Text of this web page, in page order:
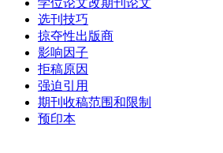
学位论文改期刊论文
选刊技巧
掠夺性出版商
影响因子
拒稿原因
强迫引用
期刊收稿范围和限制
预印本